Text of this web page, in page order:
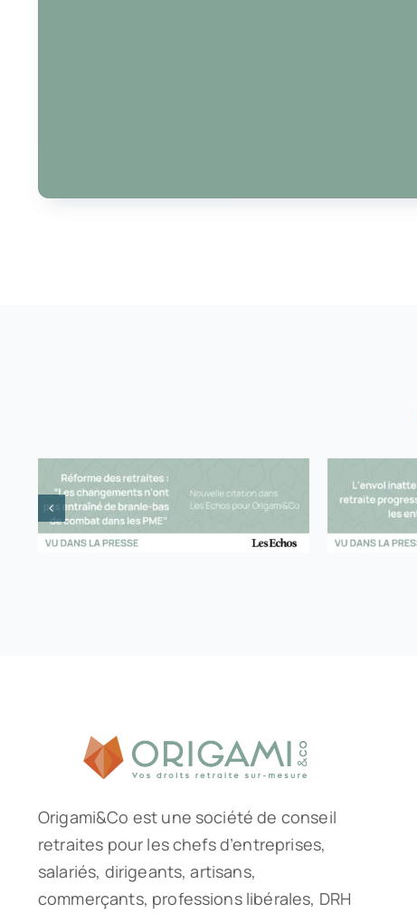
Origami&Co est une société de conseil
retraites pour les chefs d’entreprises,
salariés, dirigeants, artisans,
commerçants, professions libérales, DRH